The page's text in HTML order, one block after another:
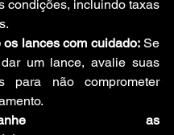
condições, incluindo taxas
os lances com cuidado: Se
um lance, avalie suas
para não comprometer
as